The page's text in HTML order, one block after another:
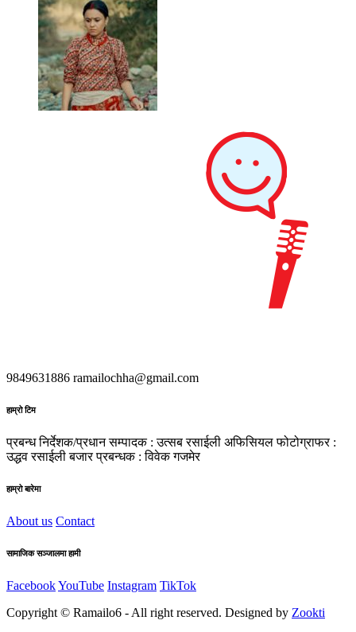
9849631886 ramailochha@gmail.com
हाम्रो टिम
प्रबन्ध निर्देशक/प्रधान सम्पादक : उत्सब रसाईली अफिसियल फोटोग्राफर :
उद्धव रसाईली बजार प्रबन्धक : विवेक गजमेर
हाम्रो बारेमा
About us Contact
सामाजिक सञ्जालमा हामी
FacebookYouTube Instagram TikTok
Copyright © Ramailo6 - All right reserved. Designed by Zookti